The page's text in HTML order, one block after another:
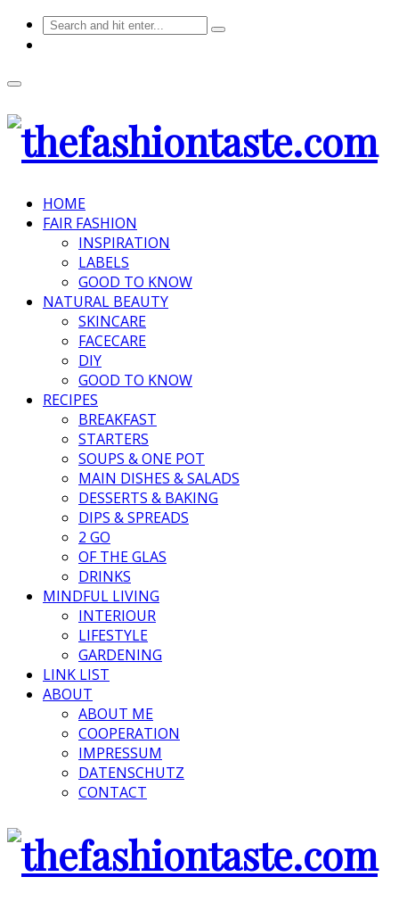
HOME
FAIR FASHION
INSPIRATION
LABELS
GOOD TO KNOW
NATURAL BEAUTY
SKINCARE
FACECARE
DIY
GOOD TO KNOW
RECIPES
BREAKFAST
STARTERS
SOUPS & ONE POT
MAIN DISHES & SALADS
DESSERTS & BAKING
DIPS & SPREADS
2 GO
OF THE GLAS
DRINKS
MINDFUL LIVING
INTERIOUR
LIFESTYLE
GARDENING
LINK LIST
ABOUT
ABOUT ME
COOPERATION
IMPRESSUM
DATENSCHUTZ
CONTACT